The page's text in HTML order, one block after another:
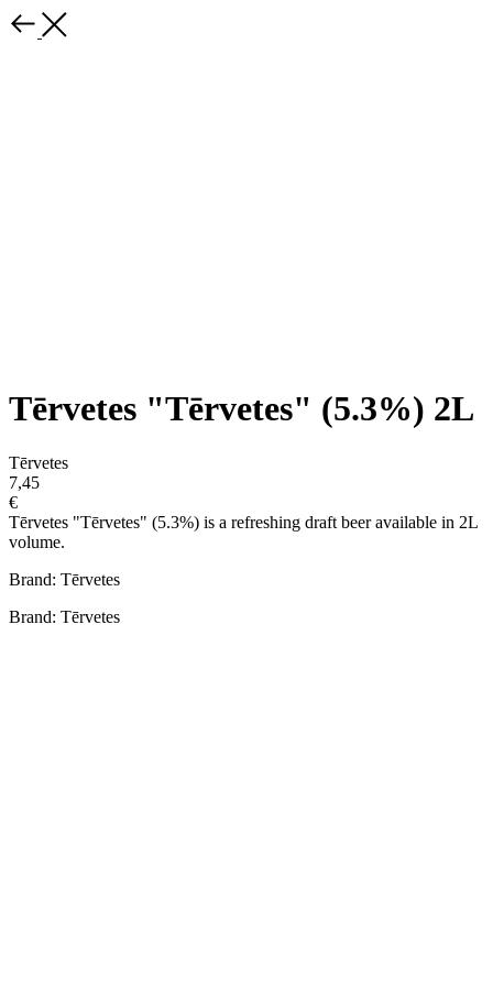
Tērvetes "Tērvetes" (5.3%) 2L
Tērvetes
7,45
€
Tērvetes "Tērvetes" (5.3%) is a refreshing draft beer available in 2L
volume.
Brand: Tērvetes
Brand: Tērvetes